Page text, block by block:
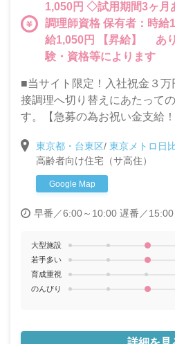
1,050円 ◇試用期間3ヶ月あり◇ 試用期間中：
調理師資格 保有者：時給
給1,050円 【昇給】 あり ※給与幅は能力・経
験・資格等によります
■当サイト限定！入社祝金３
接調理へ切り替えにあたって
す。【急募の為お祝い金支給！
東京都・台東区/ 東京メトロ日
高齢者向け住宅（サ高住）
Google Map
早番／6:00～10:00 遅番／
大型施設
若手多い
育成重視
のんびり